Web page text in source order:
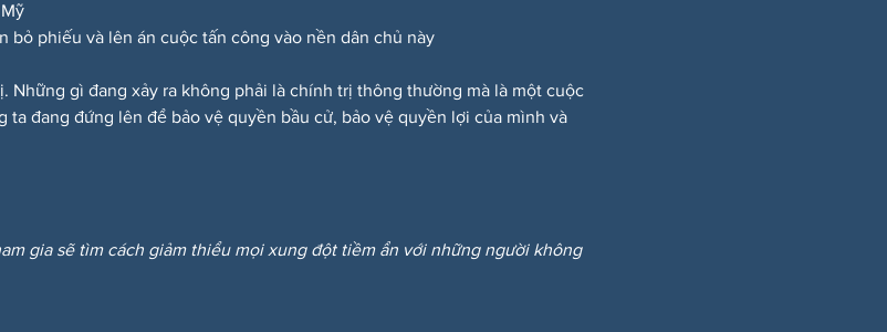
bỏ phiếu và lên án cuộc tấn công vào nền dân chủ này
Những gì đang xảy ra không phải là chính trị thông thường mà là một cuộc
ta đang đứng lên để bảo vệ quyền bầu cử, bảo vệ quyền lợi của mình và
gia sẽ tìm cách giảm thiểu mọi xung đột tiềm ẩn với những người không